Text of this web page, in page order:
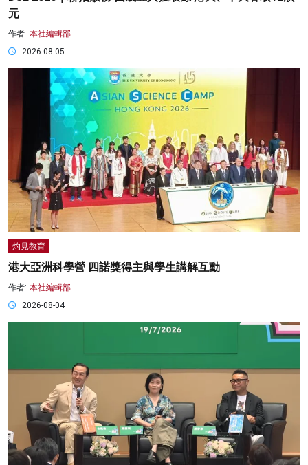
元
作者: 本社編輯部
2026-08-05
灼見教育
港大亞洲科學營 四諾獎得主與學生講解互動
作者: 本社編輯部
2026-08-04